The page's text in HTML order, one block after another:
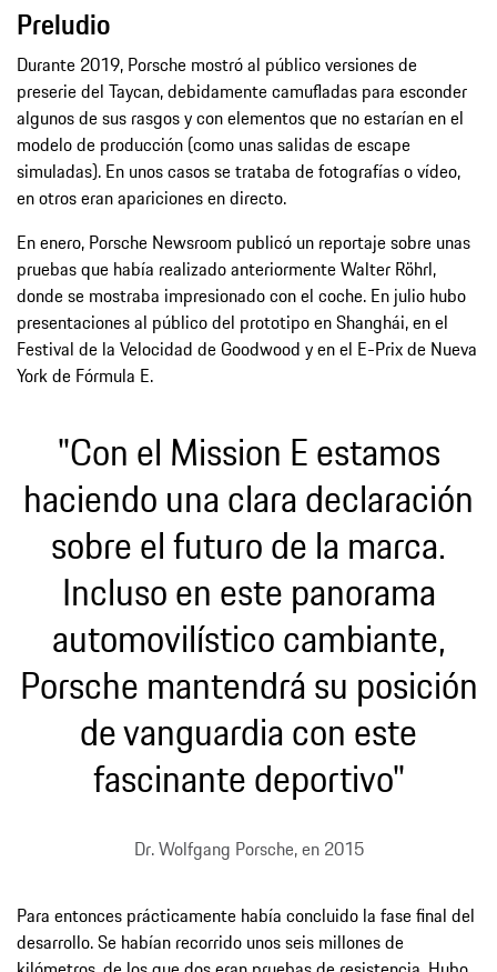
Preludio
Durante 2019, Porsche mostró al público versiones de
preserie del Taycan, debidamente camufladas para esconder
algunos de sus rasgos y con elementos que no estarían en el
modelo de producción (como unas salidas de escape
simuladas). En unos casos se trataba de fotografías o vídeo,
en otros eran apariciones en directo.
En enero, Porsche Newsroom publicó un reportaje sobre unas
pruebas que había realizado anteriormente Walter Röhrl,
donde se mostraba impresionado con el coche. En julio hubo
presentaciones al público del prototipo en Shanghái, en el
Festival de la Velocidad de Goodwood y en el E-Prix de Nueva
York de Fórmula E.
"Con el Mission E estamos
haciendo una clara declaración
sobre el futuro de la marca.
Incluso en este panorama
automovilístico cambiante,
Porsche mantendrá su posición
de vanguardia con este
fascinante deportivo"
Dr. Wolfgang Porsche, en 2015
Para entonces prácticamente había concluido la fase final del
desarrollo. Se habían recorrido unos seis millones de